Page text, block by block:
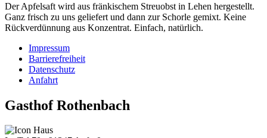
Der Apfelsaft wird aus fränkischem Streuobst in Lehen hergestellt.
Ganz frisch zu uns geliefert und dann zur Schorle gemixt. Keine
Rückverdünnung aus Konzentrat. Einfach, natürlich.
Impressum
Barrierefreiheit
Datenschutz
Anfahrt
Gasthof Rothenbach